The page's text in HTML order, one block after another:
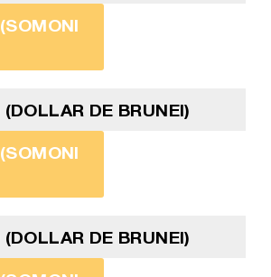
(DOLLAR DE BRUNEI)
(DOLLAR DE BRUNEI)